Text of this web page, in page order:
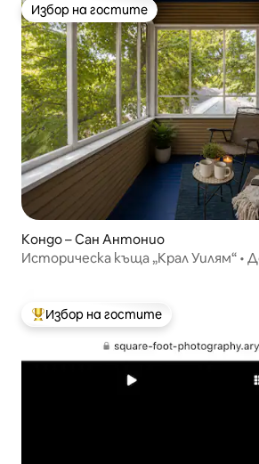
Избор на гостите
Избор на гостите
Кондо – Сан Антонио
Историческа къща „Крал Уилям“ •
Най-популярен избор на гостите
Избор на гостите